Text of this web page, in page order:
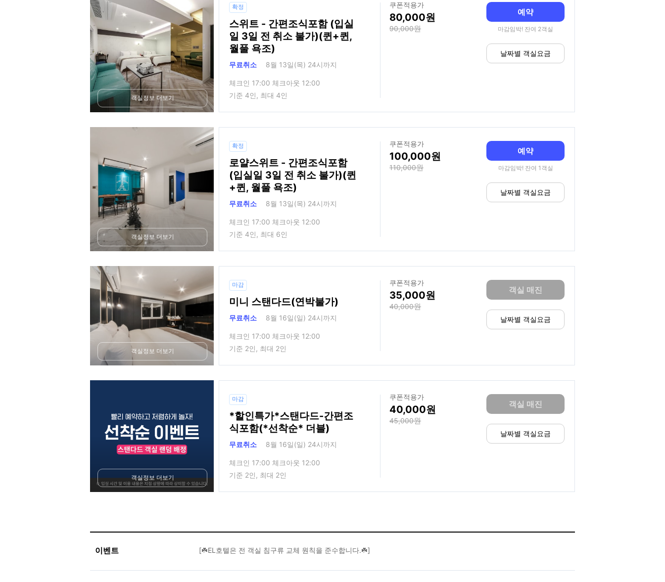
객실정보 더보기
확정
스위트 - 간편조식포함 (입실
일 3일 전 취소 불가)(퀸+퀸,
월풀 욕조)
무료취소 8월 13일(목) 24시까지
체크인 17:00 체크아웃 12:00
기준 4인, 최대 4인
쿠폰적용가
80,000
90,000
예약
마감임박! 잔여 2객실
날짜별 객실요금
객실정보 더보기
확정
로얄스위트 - 간편조식포함
(입실일 3일 전 취소 불가)(퀸
+퀸, 월풀 욕조)
무료취소 8월 13일(목) 24시까지
체크인 17:00 체크아웃 12:00
기준 4인, 최대 6인
쿠폰적용가
100,000
110,000
예약
마감임박! 잔여 1객실
날짜별 객실요금
객실정보 더보기
마감
미니 스탠다드(연박불가)
무료취소 8월 16일(일) 24시까지
체크인 17:00 체크아웃 12:00
기준 2인, 최대 2인
쿠폰적용가
35,000
40,000
객실 매진
날짜별 객실요금
객실정보 더보기
마감
*할인특가*스탠다드-간편조
식포함(*선착순* 더블)
무료취소 8월 16일(일) 24시까지
체크인 17:00 체크아웃 12:00
기준 2인, 최대 2인
쿠폰적용가
40,000
45,000
객실 매진
날짜별 객실요금
이벤트 [☘️EL호텔은 전 객실 침구류 교체 원칙을 준수합니다.☘️]